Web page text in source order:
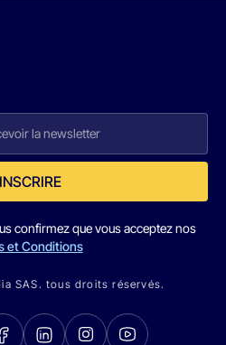
confirmez que vous acceptez nos
et Conditions
SAS. tous droits réservés.